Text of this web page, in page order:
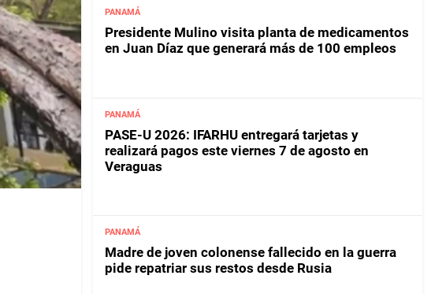
PANAMÁ
Presidente Mulino visita planta de medicamentos
en Juan Díaz que generará más de 100 empleos
PANAMÁ
PASE-U 2026: IFARHU entregará tarjetas y
realizará pagos este viernes 7 de agosto en
Veraguas
PANAMÁ
Madre de joven colonense fallecido en la guerra
pide repatriar sus restos desde Rusia